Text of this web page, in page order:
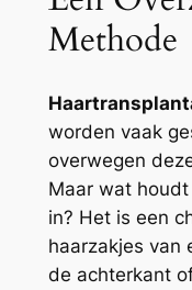
Methode
worden vaak
overwegen
Maar wat
in? Het is een
haarzakjes van
de achterkant